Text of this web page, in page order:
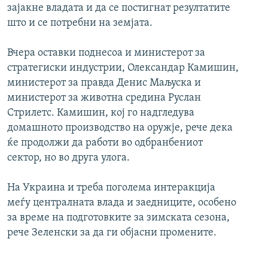
зајакне владата и да се постигнат резултатите
што и се потребни на земјата.
Вчера оставки поднесоа и министерот за
стратегиски индустрии, Олександар Камишин,
министерот за правда Денис Маљуска и
министерот за животна средина Руслан
Стрилетс. Камишин, кој го надгледува
домашното производство на оружје, рече дека
ќе продолжи да работи во одбранбениот
сектор, но во друга улога.
На Украина и треба поголема интеракција
меѓу централната влада и заедниците, особено
за време на подготовките за зимската сезона,
рече Зеленски за да ги објасни промените.